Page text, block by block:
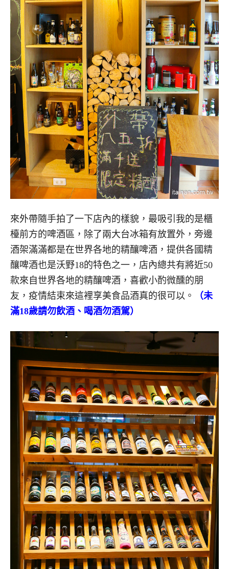
來外帶隨手拍了一下店內的樣貌，最吸引我的是櫃
檯前方的啤酒區，除了兩大台冰箱有放置外，旁邊
酒架滿滿都是在世界各地的精釀啤酒，提供各國精
釀啤酒也是沃野18的特色之一，店內總共有將近50
款來自世界各地的精釀啤酒，喜歡小酌微醺的朋
友，疫情結束來這裡享美食品酒真的很可以。
（未
滿18歲請勿飲酒、喝酒勿酒駕）